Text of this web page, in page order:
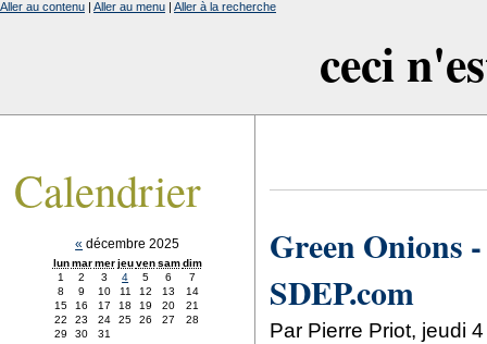
ceci
Aller au contenu | Aller au menu | Aller à la recherche
Green Onions
SDEP.com
Par Pierre Priot, jeudi
Calendrier
« décembre 2025
lun mar mer jeu ven sam dim
1
2 3 4 5 6
7
8
9 10 11 12 13
14
15
16 17 18 19 20
21
22
23 24 25 26 27
28
29
30 31